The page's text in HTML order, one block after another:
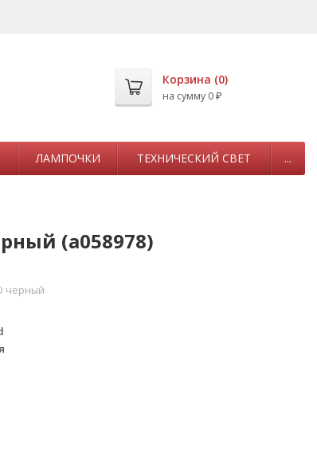
Корзина (0)
на сумму 0 ₽
ЛАМПОЧКИ ТЕХНИЧЕСКИЙ СВЕТ ...
(a058978)
черный